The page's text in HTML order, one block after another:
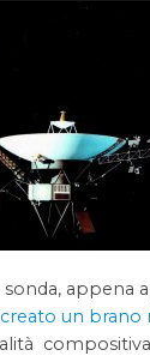
sonda, appena
un brano
compositiva